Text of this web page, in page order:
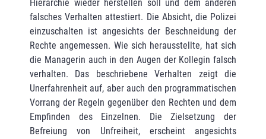
Hierarchie wieder herstellen soll und dem anderen
falsches Verhalten attestiert. Die Absicht, die Polizei
einzuschalten ist angesichts der Beschneidung der
Rechte angemessen. Wie sich herausstellte, hat sich
die Managerin auch in den Augen der Kollegin falsch
verhalten. Das beschriebene Verhalten zeigt die
Unerfahrenheit auf, aber auch den programmatischen
Vorrang der Regeln gegenüber den Rechten und dem
Empfinden des Einzelnen. Die Zielsetzung der
Befreiung von Unfreiheit, erscheint angesichts